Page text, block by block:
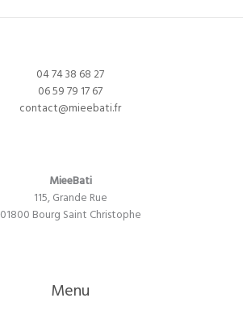
04 74 38 68 27
06 59 79 17 67
contact@mieebati.fr
MieeBati
115, Grande Rue
01800 Bourg Saint Christophe
Menu